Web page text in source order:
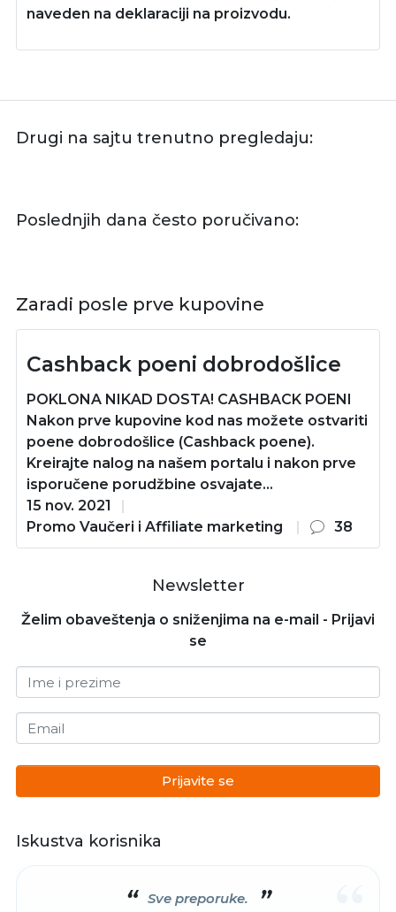
naveden na deklaraciji na proizvodu.
Drugi na sajtu trenutno pregledaju:
Poslednjih dana često poručivano:
Zaradi posle prve kupovine
Cashback poeni dobrodošlice
POKLONA NIKAD DOSTA! CASHBACK POENI
Nakon prve kupovine kod nas možete ostvariti
poene dobrodošlice (Cashback poene).
Kreirajte nalog na našem portalu i nakon prve
isporučene porudžbine osvajate...
15 nov. 2021
Promo Vaučeri i Affiliate marketing
38
Newsletter
Želim obaveštenja o sniženjima na e-mail - Prijavi
se
Ime i prezime
Email
Prijavite se
Iskustva korisnika
Sve preporuke.